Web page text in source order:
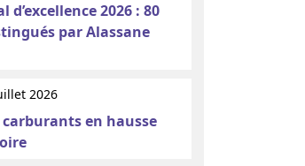
d’excellence 2026 : 80
par Alassane
2026
carburants en hausse